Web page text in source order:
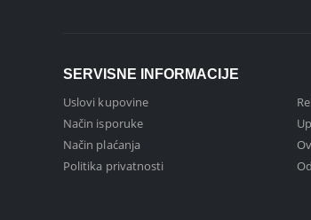
SERVISNE INFORMACIJE
Uslovi kupovine
Način isporuke
Način plaćanja
Politika privatnosti